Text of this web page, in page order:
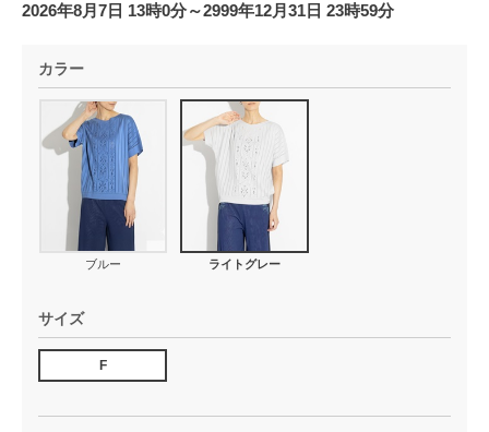
2026年8月7日 13時0分～2999年12月31日 23時59分
カラー
ブルー ライトグレー
サイズ
F